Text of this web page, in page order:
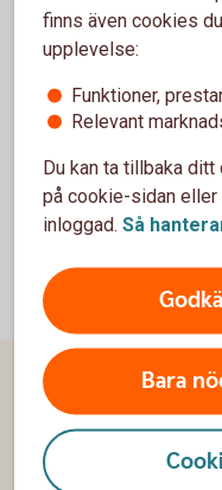
De flesta av
så kläder efter
Varmt välkommen!
finns även cookies
upplevelse:
Funktioner,
Relevant
Du kan ta tillbaka
på cookie-sidan eller
inloggad. Så
Bara
Sidfot
Hitta snabbt
Kontakta oss